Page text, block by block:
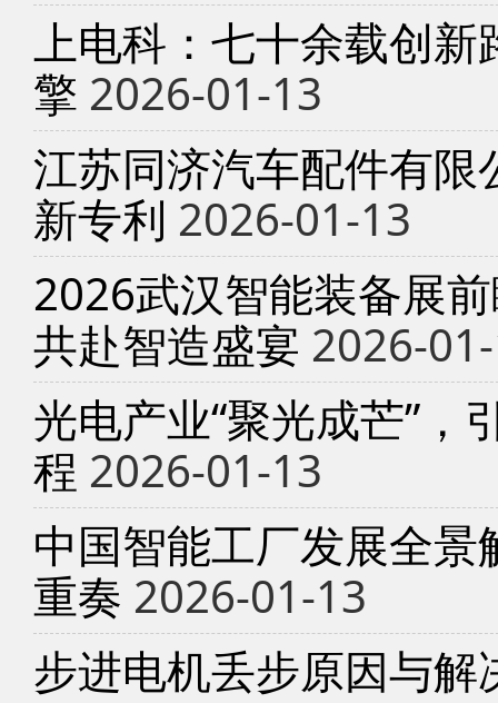
上电科：七十余载创
擎 2026-01-13
江苏同济汽车配件有
新专利 2026-01-13
2026武汉智能装备展
共赴智造盛宴 2026-
光电产业“聚光成芒”，
程 2026-01-13
中国智能工厂发展全
重奏 2026-01-13
步进电机丢步原因与解